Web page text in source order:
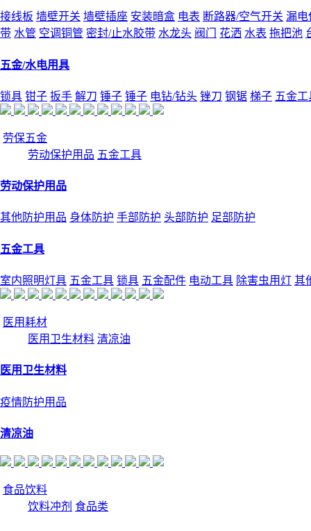
接线板 墙壁开关 墙壁插座 安装暗盒 电表 断路器/空气开关 漏电
带 水管 空调铜管 密封/止水胶带 水龙头 阀门 花洒 水表 拖把池
五金/水电用具
锁具 钳子 扳手 解刀 锤子 锤子 电钻/钻头 锉刀 钢锯 梯子 五金
劳保五金
劳动保护用品 五金工具
劳动保护用品
其他防护用品 身体防护 手部防护 头部防护 足部防护
五金工具
室内照明灯具 五金工具 锁具 五金配件 电动工具 除害虫用灯 其
医用耗材
医用卫生材料 清凉油
医用卫生材料
疫情防护用品
清凉油
食品饮料
饮料冲剂 食品类